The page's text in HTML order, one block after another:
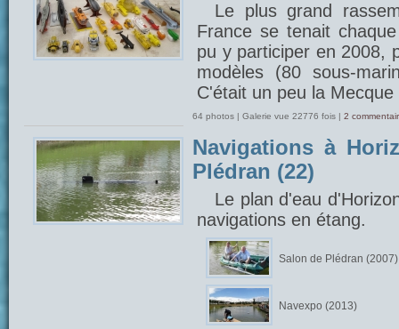
Le plus grand
France se tenait
pu y participer en 2008,
modèles (80 sous-
C'était un peu la
64 photos | Galerie vue 22776 fois | 2
Navigations à
Plédran (22)
Le plan d'eau
navigations en étang.
Salon de Plédran (2007)
Navexpo (2013)